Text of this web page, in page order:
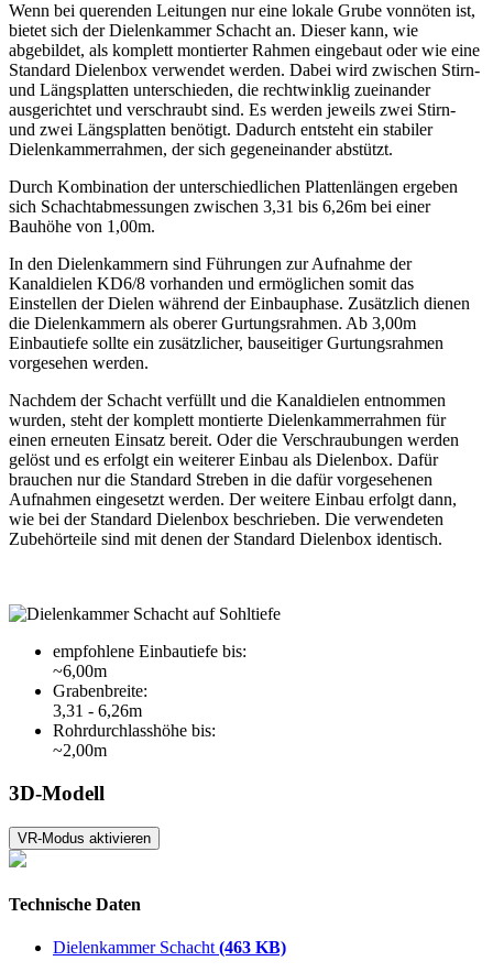
Wenn bei querenden Leitungen nur eine lokale Grube vonnöten ist,
bietet sich der Dielenkammer Schacht an. Dieser kann, wie
abgebildet, als komplett montierter Rahmen eingebaut oder wie eine
Standard Dielenbox verwendet werden. Dabei wird zwischen Stirn-
und Längsplatten unterschieden, die rechtwinklig zueinander
ausgerichtet und verschraubt sind. Es werden jeweils zwei Stirn-
und zwei Längsplatten benötigt. Dadurch entsteht ein stabiler
Dielenkammerrahmen, der sich gegeneinander abstützt.
Durch Kombination der unterschiedlichen Plattenlängen ergeben
sich Schachtabmessungen zwischen 3,31 bis 6,26m bei einer
Bauhöhe von 1,00m.
In den Dielenkammern sind Führungen zur Aufnahme der
Kanaldielen KD6/8 vorhanden und ermöglichen somit das
Einstellen der Dielen während der Einbauphase. Zusätzlich dienen
die Dielenkammern als oberer Gurtungsrahmen. Ab 3,00m
Einbautiefe sollte ein zusätzlicher, bauseitiger Gurtungsrahmen
vorgesehen werden.
Nachdem der Schacht verfüllt und die Kanaldielen entnommen
wurden, steht der komplett montierte Dielenkammerrahmen für
einen erneuten Einsatz bereit. Oder die Verschraubungen werden
gelöst und es erfolgt ein weiterer Einbau als Dielenbox. Dafür
brauchen nur die Standard Streben in die dafür vorgesehenen
Aufnahmen eingesetzt werden. Der weitere Einbau erfolgt dann,
wie bei der Standard Dielenbox beschrieben. Die verwendeten
Zubehörteile sind mit denen der Standard Dielenbox identisch.
empfohlene Einbautiefe bis:
~6,00m
Grabenbreite:
3,31 - 6,26m
Rohrdurchlasshöhe bis:
~2,00m
3D‑Modell
VR-Modus aktivieren
Technische Daten
Dielenkammer Schacht (463 KB)